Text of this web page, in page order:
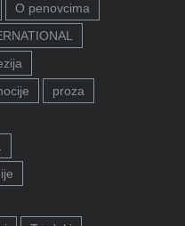
O penovcima
proza